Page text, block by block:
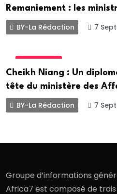
Remaniement : les
BY-La Rédaction 7
Cheikh Niang : Un
tête du ministère des
BY-La Rédaction 7
Groupe d’informations
Africa7 est composé de